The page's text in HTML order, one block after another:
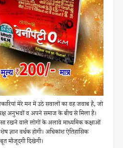
मेरे मन में उठे सवालों का वह जवाब है, जो
अनुभवों व अपने समाज के बीच से मिला है।
रखने वाले लोगों के अलावे माध्यमिक कक्षाओं
ज्ञान वर्धक होगी। अधिकांश ऐतिहासिक
मौजूदगी दिखेगी।